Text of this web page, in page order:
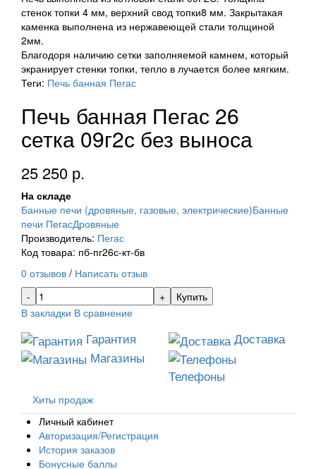
стенок топки 4 мм, верхний свод топки8 мм. Закрытакая
каменка выполнена из нержавеющей стали толщиной
2мм.
Благодоря наличию сетки заполняемой камнем, который
экранирует стенки топки, тепло в лучается более мягким.
Теги: Печь банная Пегас
Печь банная Пегас 26
сетка 09г2с без выноса
25 250 р.
На складе
Банные печи (дровяные, газовые, электрические)Банные
печи ПегасДровяные
Производитель: Пегас
Код товара: пб-пг26с-кт-бв
0 отзывов / Написать отзыв
Купить
В закладки В сравнение
Гарантия
Доставка
Магазины
Телефоны
Хиты продаж
Личный кабинет
Авторизация/Регистрация
История заказов
Бонусные баллы